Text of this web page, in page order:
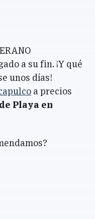
a su fin. ¡Y qué
unos días!
a precios
Playa en